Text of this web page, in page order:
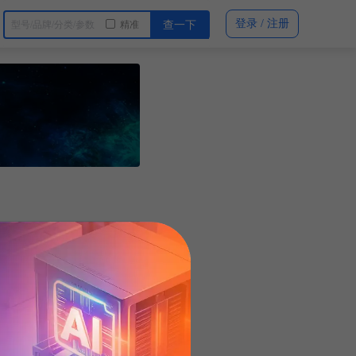
精准 查一下 登录 / 注册